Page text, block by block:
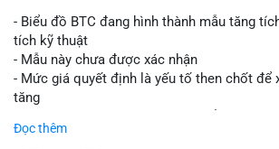
- Biểu đồ BTC đang hình thành mẫu tăng
tích kỹ thuật
- Mẫu này chưa được xác nhận
- Mức giá quyết định là yếu tố then chốt để
tăng
Đọc thêm